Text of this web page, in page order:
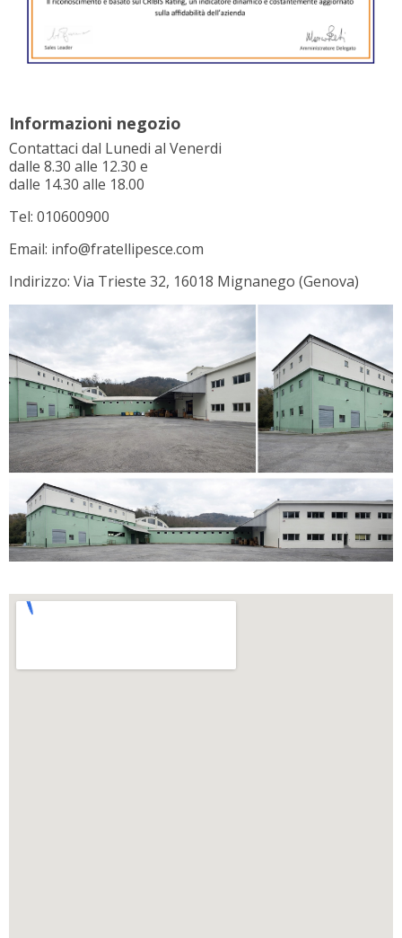
Informazioni negozio
Contattaci dal Lunedi al Venerdi
dalle 8.30 alle 12.30 e
dalle 14.30 alle 18.00
Tel: 010600900
Email: info@fratellipesce.com
Indirizzo: Via Trieste 32, 16018 Mignanego (Genova)